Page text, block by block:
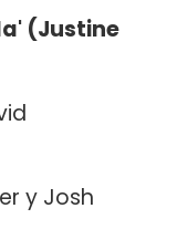
(Justine
y Josh